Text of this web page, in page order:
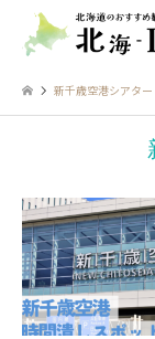
新千歳空港シアター